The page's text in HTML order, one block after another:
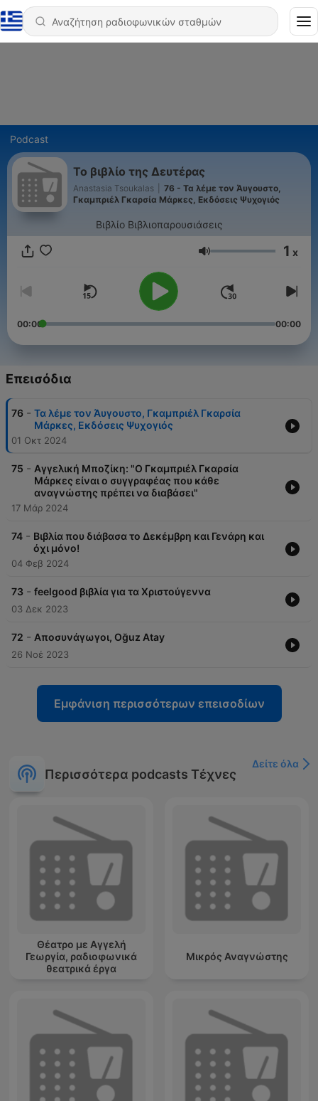
Podcast
Το βιβλίο της Δευτέρας
Anastasia Tsoukalas
76 - Τα λέμε τον Άυγουστο,
Γκαμπριέλ Γκαρσία Μάρκες, Εκδόσεις Ψυχογιός
Βιβλίο Βιβλιοπαρουσιάσεις
Ένταση 1 x
00:00 00:00
Επεισόδια
76 - Τα λέμε τον Άυγουστο, Γκαμπριέλ Γκαρσία
Μάρκες, Εκδόσεις Ψυχογιός
01 Οκτ 2024
75 - Αγγελική Μποζίκη: "Ο Γκαμπριέλ Γκαρσία
Μάρκες είναι ο συγγραφέας που κάθε
αναγνώστης πρέπει να διαβάσει"
17 Μάρ 2024
74 - Βιβλία που διάβασα το Δεκέμβρη και Γενάρη και
όχι μόνο!
04 Φεβ 2024
73 - feelgood βιβλία για τα Χριστούγεννα
03 Δεκ 2023
72 - Αποσυνάγωγοι, Oğuz Atay
26 Νοέ 2023
Εμφάνιση περισσότερων επεισοδίων
Περισσότερα podcasts Τέχνες
Δείτε όλα
Θέατρο με Αγγελή
Γεωργία, ραδιοφωνικά
θεατρικά έργα
Μικρός Αναγνώστης